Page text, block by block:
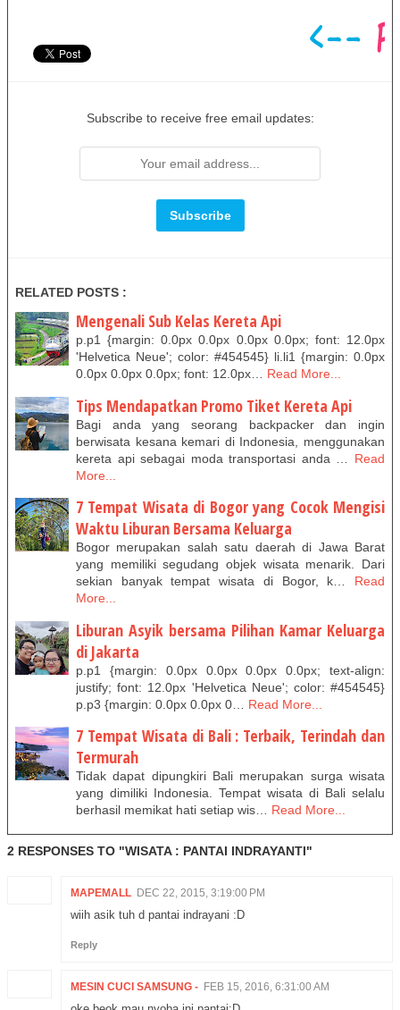
Subscribe to receive free email updates:
RELATED POSTS :
Mengenali Sub Kelas Kereta Api
p.p1 {margin: 0.0px 0.0px 0.0px 0.0px; font: 12.0px
'Helvetica Neue'; color: #454545} li.li1 {margin: 0.0px
0.0px 0.0px 0.0px; font: 12.0px…
Read More...
Tips Mendapatkan Promo Tiket Kereta Api
Bagi anda yang seorang backpacker dan ingin
berwisata kesana kemari di Indonesia, menggunakan
kereta api sebagai moda transportasi anda …
Read
More...
7 Tempat Wisata di Bogor yang Cocok Mengisi
Waktu Liburan Bersama Keluarga
Bogor merupakan salah satu daerah di Jawa Barat
yang memiliki segudang objek wisata menarik. Dari
sekian banyak tempat wisata di Bogor, k…
Read
More...
Liburan Asyik bersama Pilihan Kamar Keluarga
di Jakarta
p.p1 {margin: 0.0px 0.0px 0.0px 0.0px; text-align:
justify; font: 12.0px 'Helvetica Neue'; color: #454545}
p.p3 {margin: 0.0px 0.0px 0…
Read More...
7 Tempat Wisata di Bali : Terbaik, Terindah dan
Termurah
Tidak dapat dipungkiri Bali merupakan surga wisata
yang dimiliki Indonesia. Tempat wisata di Bali selalu
berhasil memikat hati setiap wis…
Read More...
2 RESPONSES TO "WISATA : PANTAI INDRAYANTI"
MAPEMALL DEC 22, 2015, 3:19:00 PM
wiih asik tuh d pantai indrayani :D
Reply
MESIN CUCI SAMSUNG - FEB 15, 2016, 6:31:00 AM